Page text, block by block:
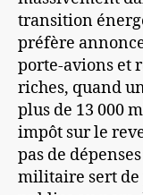
transition
préfère
porte-avions et
riches, quand
plus de 13 000
impôt sur le
pas de
militaire sert de